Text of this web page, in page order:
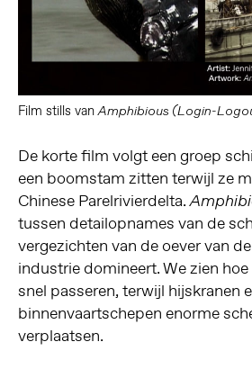
Film stills vanAmphibious (Login-
De korte film volgt een groep
een boomstam zitten terwijl ze
Chinese Parelrivierdelta.
tussen detailopnames van de
vergezichten van de oever van
industrie domineert. We zien hoe
snel passeren, terwijl hijskranen
binnenvaartschepen enorme
verplaatsen.